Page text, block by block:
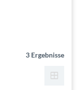
3 Ergebnisse